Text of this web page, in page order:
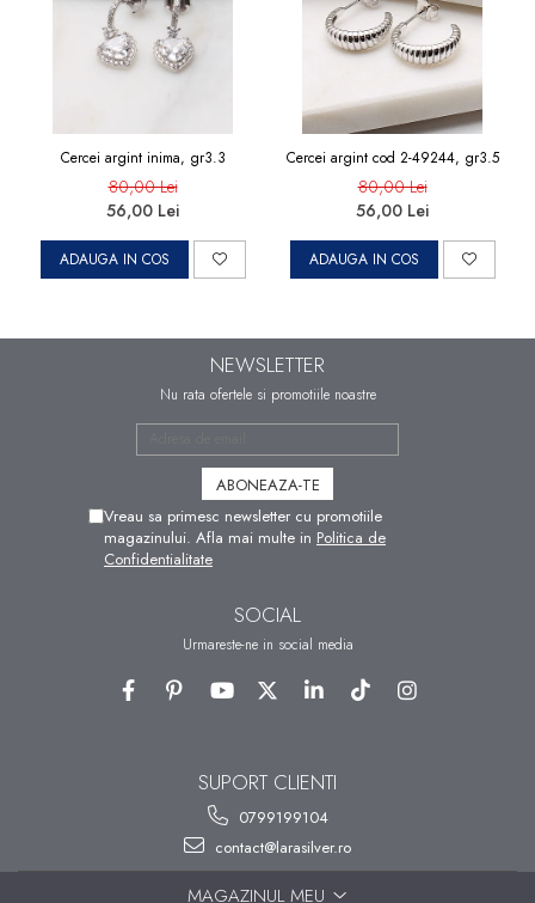
Cercei argint inima, gr3.3
80,00 Lei
56,00 Lei
ADAUGA IN COS
Cercei argint cod 2-49244, gr3.5
80,00 Lei
56,00 Lei
ADAUGA IN COS
NEWSLETTER
Nu rata ofertele si promotiile noastre
Vreau sa primesc newsletter cu promotiile
magazinului. Afla mai multe in Politica de
Confidentialitate
SOCIAL
Urmareste-ne in social media
SUPORT CLIENTI
0799199104
contact@larasilver.ro
MAGAZINUL MEU